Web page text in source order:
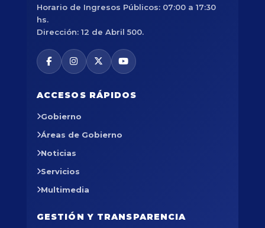
Horario de Ingresos Públicos: 07:00 a 17:30
hs.
Dirección: 12 de Abril 500.
ACCESOS RÁPIDOS
Gobierno
Áreas de Gobierno
Noticias
Servicios
Multimedia
GESTIÓN Y TRANSPARENCIA